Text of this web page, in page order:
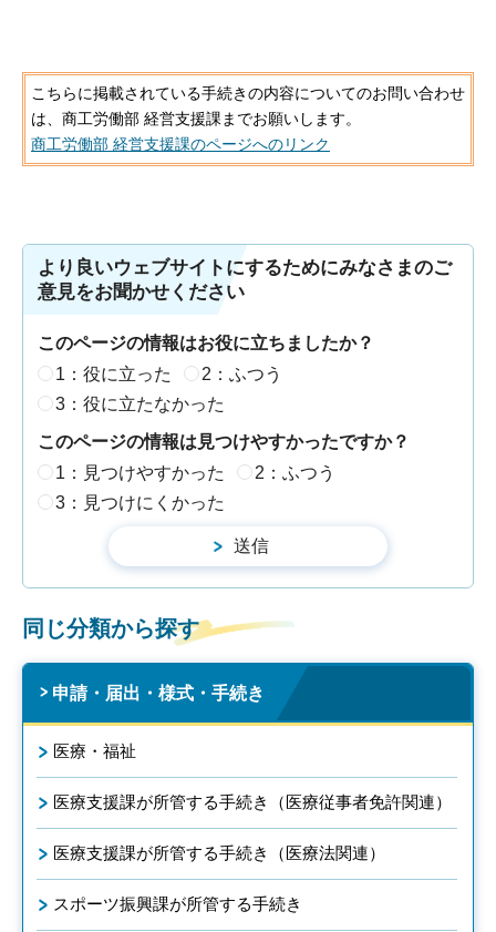
こちらに掲載されている手続きの内容についてのお問い合わせ
は、商工労働部 経営支援課までお願いします。
商工労働部 経営支援課のページへのリンク
より良いウェブサイトにするためにみなさまのご
意見をお聞かせください
このページの情報はお役に立ちましたか？
1：役に立った
2：ふつう
3：役に立たなかった
このページの情報は見つけやすかったですか？
1：見つけやすかった
2：ふつう
3：見つけにくかった
同じ分類から探す
申請・届出・様式・手続き
医療・福祉
医療支援課が所管する手続き（医療従事者免許関連）
医療支援課が所管する手続き（医療法関連）
スポーツ振興課が所管する手続き